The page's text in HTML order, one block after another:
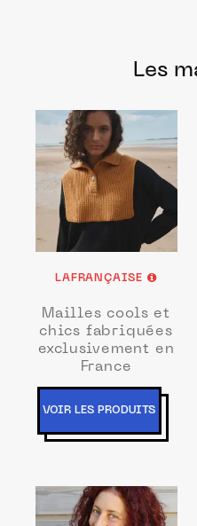
Les
LAFRANÇAISE
Mailles cools et
chics fabriquées
exclusivement en
France
VOIR LES PRODUITS